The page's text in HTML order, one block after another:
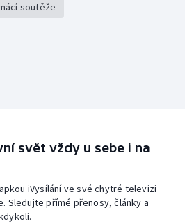
soutěže
svět vždy u sebe i na
iVysílání ve své chytré televizi
Sledujte přímé přenosy, články a